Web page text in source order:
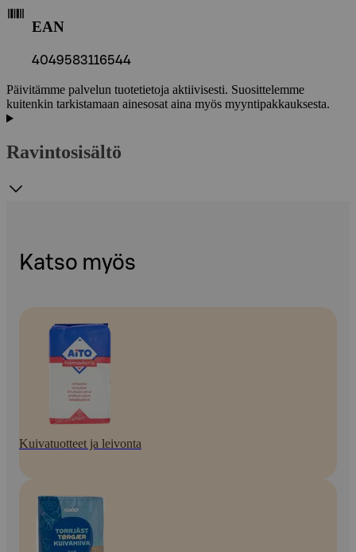
EAN
4049583116544
Päivitämme palvelun tuotetietoja aktiivisesti. Suosittelemme
kuitenkin tarkistamaan ainesosat aina myös myyntipakkauksesta.
Ravintosisältö
Katso myös
Kuivatuotteet ja leivonta